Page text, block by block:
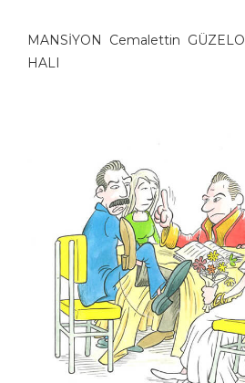
MANSİYON Cemalettin
HALI